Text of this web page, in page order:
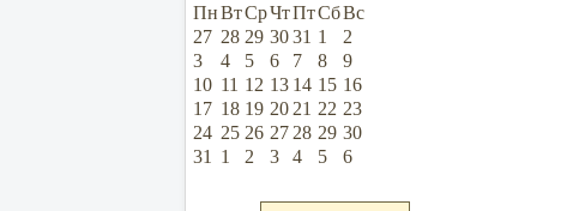
ПнВтСрЧтПтСбВс
27 28 29 3031 1
2
3
4 5 6 7 8
9
10 11 12 13 14 15 16
17 18 19 20 21 22 23
24 25 26 27 28 29 30
31
1 2 3 4 5 6